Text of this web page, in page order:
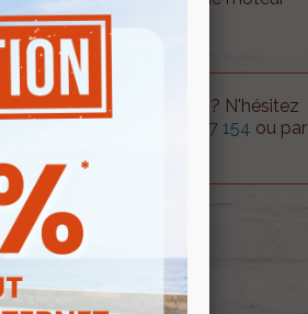
technique sur le produit ? N'hésitez
technique au
0254 277 154 ou par
PANIER